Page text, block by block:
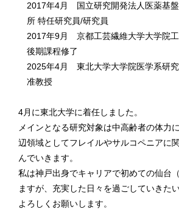
2017年4月 国立研究開発法人医薬基
所 特任研究員/研究員
2017年9月 京都工芸繊維大学大学院
後期課程修了
2025年4月 東北大学大学院医学系研
准教授
4月に東北大学に着任しました。
メインとなる研究対象は中高齢者の体力
辺領域としてフレイルやサルコペニアに
んでいきます。
私は神戸出身でキャリアで初めての仙台
ますが、充実した日々を過ごしていきたい
よろしくお願いします。